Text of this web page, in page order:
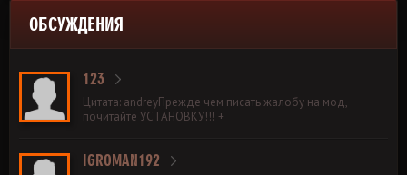
ОБСУЖДЕНИЯ
123
Цитата: andreyПрежде чем писать жалобу на мод,
почитайте УСТАНОВКУ!!! +
IGROMAN192